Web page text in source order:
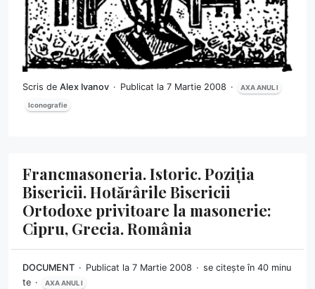
Scris de Alex Ivanov Publicat la 7 Martie 2008 AXA ANUL I
Iconografie
Francmasoneria. Istoric. Poziția
Bisericii. Hotărârile Bisericii
Ortodoxe privitoare la masonerie:
Cipru, Grecia. România
DOCUMENT Publicat la 7 Martie 2008
se citește în 40 minu
te
AXA ANUL I